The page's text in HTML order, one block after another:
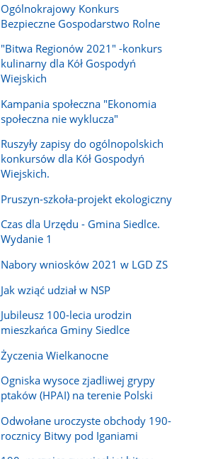
Ogólnokrajowy Konkurs
Bezpieczne Gospodarstwo Rolne
"Bitwa Regionów 2021" -konkurs
kulinarny dla Kół Gospodyń
Wiejskich
Kampania społeczna "Ekonomia
społeczna nie wyklucza"
Ruszyły zapisy do ogólnopolskich
konkursów dla Kół Gospodyń
Wiejskich.
Pruszyn-szkoła-projekt ekologiczny
Czas dla Urzędu - Gmina Siedlce.
Wydanie 1
Nabory wniosków 2021 w LGD ZS
Jak wziąć udział w NSP
Jubileusz 100-lecia urodzin
mieszkańca Gminy Siedlce
Życzenia Wielkanocne
Ogniska wysoce zjadliwej grypy
ptaków (HPAI) na terenie Polski
Odwołane uroczyste obchody 190-
rocznicy Bitwy pod Iganiami